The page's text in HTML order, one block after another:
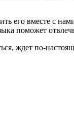
его вместе с
поможет
ждет по-